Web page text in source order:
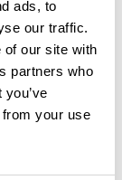
ads, to
our traffic.
of our site with
partners who
your use
de